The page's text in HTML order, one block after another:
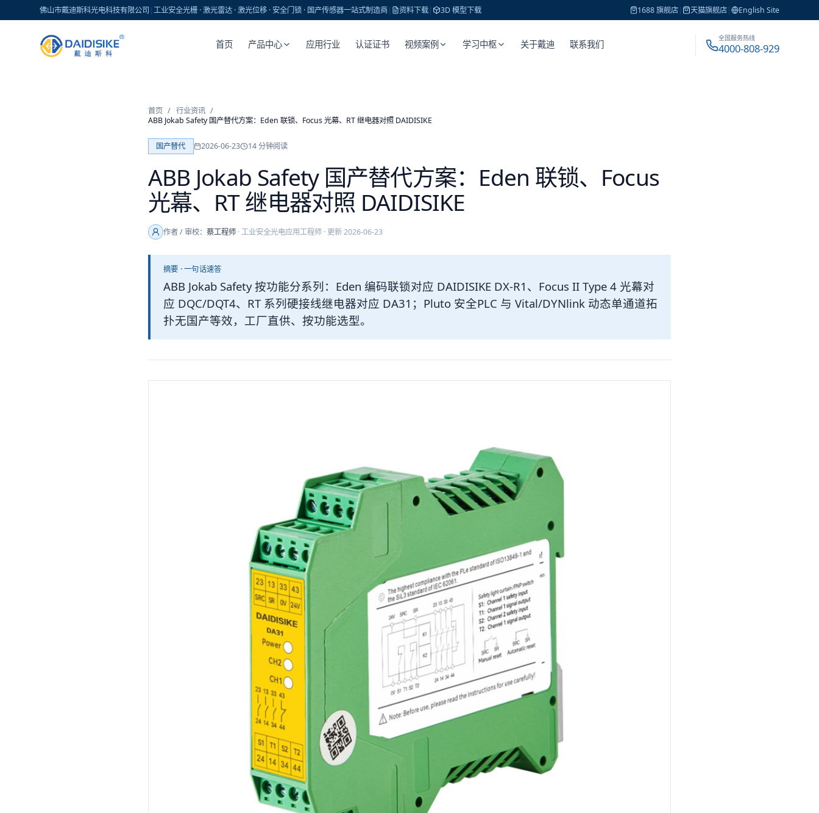
佛山市戴迪斯科光电科技有限公司 |工业安全光栅 · 激光雷达 · 激光位移 · 安全门锁 · 国产传感器一站式制造商| 资料下载| 3D 模型下载 1688 旗舰店| 天猫旗舰店| English Site
首页 产品中心 应用行业 认证证书 视频案例 学习中枢 关于戴迪 联系我们
全国服务热线
4000-808-929
首页 / 行业资讯 /
ABB Jokab Safety 国产替代方案：Eden 联锁、Focus 光幕、RT 继电器对照 DAIDISIKE
国产替代 2026-06-23 14分钟阅读
ABB Jokab Safety 国产替代方案：Eden 联锁、Focus
光幕、RT 继电器对照 DAIDISIKE
作者 / 审校： 蔡工程师·工业安全光电应用工程师· 更新2026-06-23
摘要 · 一句话速答
ABB Jokab Safety 按功能分系列：Eden 编码联锁对应 DAIDISIKE DX-R1、Focus II Type 4 光幕对
应 DQC/DQT4、RT 系列硬接线继电器对应 DA31；Pluto 安全PLC 与 Vital/DYNlink 动态单通道拓
扑无国产等效，工厂直供、按功能选型。